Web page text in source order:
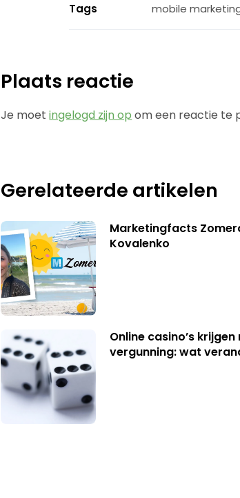
Tags mobile
Plaats reactie
Je moetingelogd zijn op om een reactie te
Gerelateerde artikelen
Marketingfacts
Kovalenko
Online casino’s krijgen
vergunning: wat